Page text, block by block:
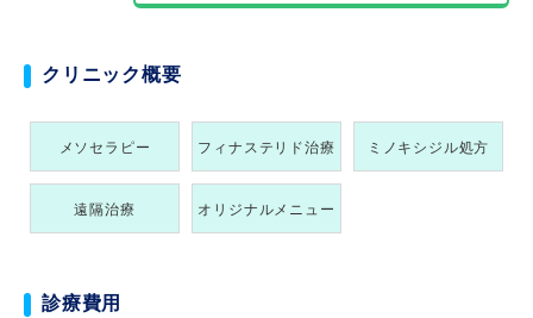
クリニック概要
メソセラピー フィナステリド治療 ミノキシジル処方
遠隔治療 オリジナルメニュー
診療費用